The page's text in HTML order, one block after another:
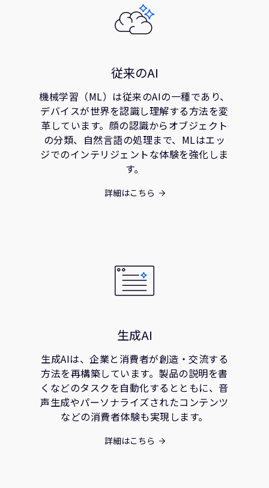
従来のAI
機械学習（ML）は従来のAIの一種であり、
デバイスが世界を認識し理解する方法を変
革しています。顔の認識からオブジェクト
の分類、自然言語の処理まで、MLはエッ
ジでのインテリジェントな体験を強化しま
す。
詳細はこちら
生成AI
生成AIは、企業と消費者が創造・交流する
方法を再構築しています。製品の説明を書
くなどのタスクを自動化するとともに、音
声生成やパーソナライズされたコンテンツ
などの消費者体験も実現します。
詳細はこちら